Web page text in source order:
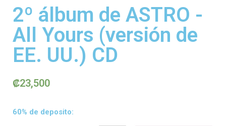
2º álbum de ASTRO -
All Yours (versión de
EE. UU.) CD
₡23,500
60% de deposito: